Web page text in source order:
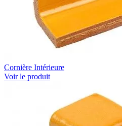
Cornière Intérieure
Voir le produit